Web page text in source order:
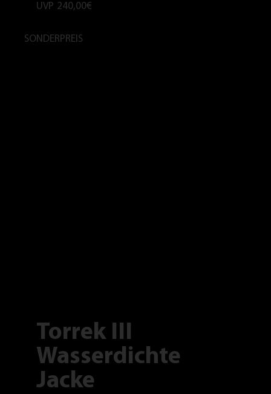
UVP 240,00€
Torrek III
Wasserdichte
Jacke
SONDERPREIS